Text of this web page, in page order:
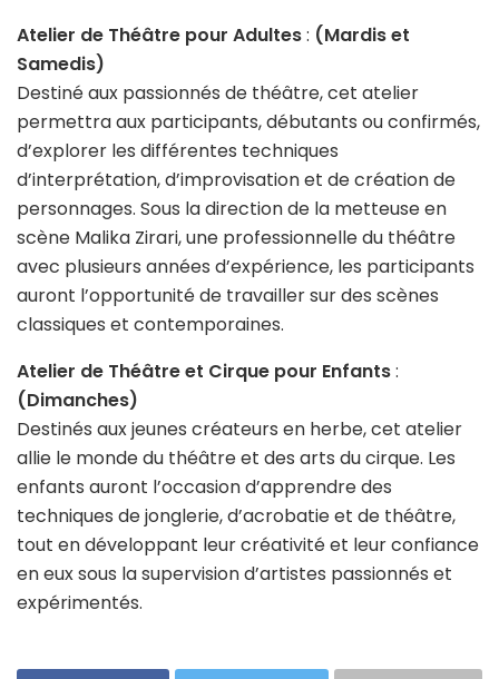
Atelier de Théâtre pour Adultes: (Mardis et
Samedis)
Destiné aux passionnés de théâtre, cet atelier
permettra aux participants, débutants ou confirmés,
d’explorer les différentes techniques
d’interprétation, d’improvisation et de création de
personnages. Sous la direction de la metteuse en
scène Malika Zirari, une professionnelle du théâtre
avec plusieurs années d’expérience, les participants
auront l’opportunité de travailler sur des scènes
classiques et contemporaines.
Atelier de Théâtre et Cirque pour Enfants:
(Dimanches)
Destinés aux jeunes créateurs en herbe, cet atelier
allie le monde du théâtre et des arts du cirque. Les
enfants auront l’occasion d’apprendre des
techniques de jonglerie, d’acrobatie et de théâtre,
tout en développant leur créativité et leur confiance
en eux sous la supervision d’artistes passionnés et
expérimentés.